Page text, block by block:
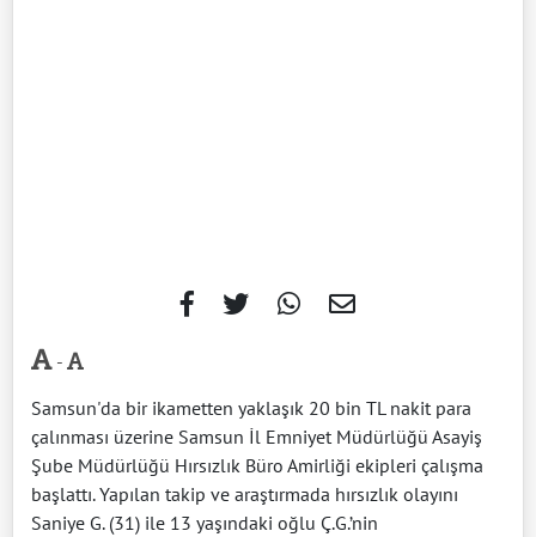
-
Samsun'da bir ikametten yaklaşık 20 bin TL nakit para
çalınması üzerine Samsun İl Emniyet Müdürlüğü Asayiş
Şube Müdürlüğü Hırsızlık Büro Amirliği ekipleri çalışma
başlattı. Yapılan takip ve araştırmada hırsızlık olayını
Saniye G. (31) ile 13 yaşındaki oğlu Ç.G.’nin